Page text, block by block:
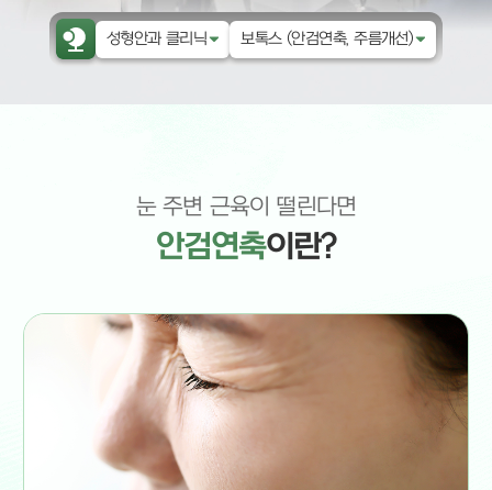
성형안과 클리닉
소아 근시 클리닉
나무 눈종합검진
보톡스 (안검연축, 주름개선)
눈꺼풀 모반 및 종양
갑상샘 눈병증
눈 주변 근육이 떨린다면
안검연축이란?